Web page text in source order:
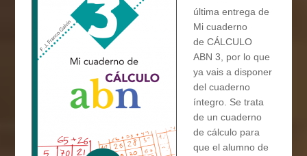
última entrega de
Mi cuaderno
de CÁLCULO
ABN 3, por lo que
ya vais a disponer
del cuaderno
íntegro. Se trata
de un cuaderno
de cálculo para
que el alumno de